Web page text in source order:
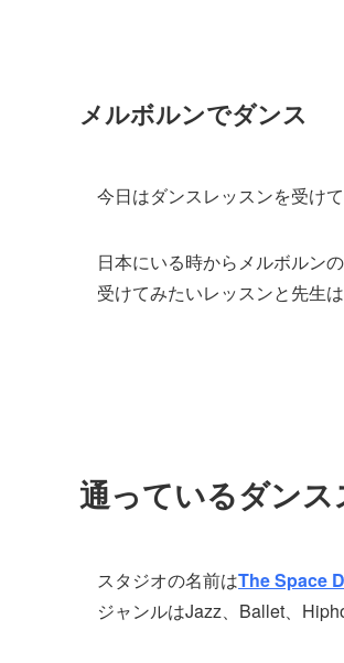
メルボルンでダンス
今日はダンスレッスンを受け
日本にいる時からメルボルンの
受けてみたいレッスンと先生
通っているダンス
スタジオの名前はThe Space
ジャンルはJazz、Ballet、